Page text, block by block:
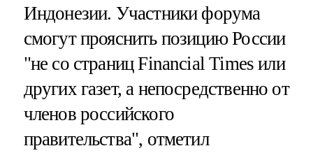
Индонезии. Участники форума
смогут прояснить позицию России
"не со страниц Financial Times или
других газет, а непосредственно от
членов российского
правительства", отметил